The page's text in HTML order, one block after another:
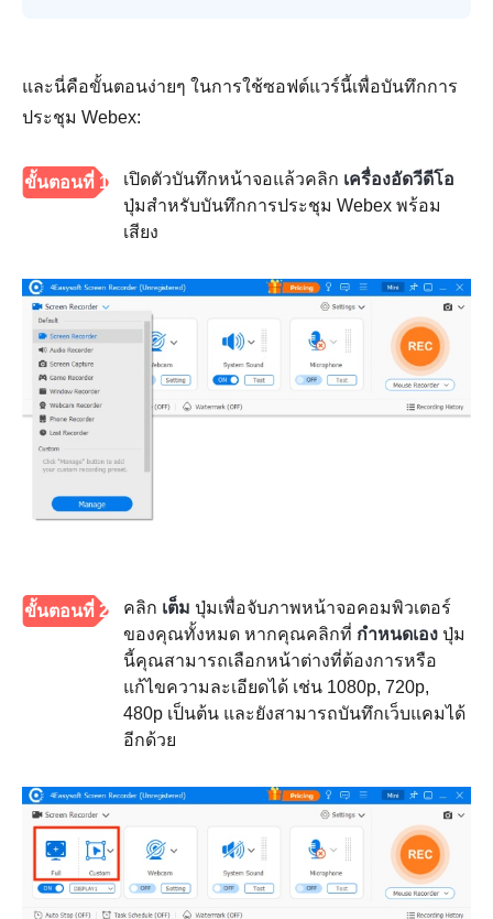
และนี่คือขั้นตอนง่ายๆ ในการใช้ซอฟต์แวร์นี้เพื่อบันทึกการ
ประชุม Webex:
ขั้นตอนที่ 1 เปิดตัวบันทึกหน้าจอแล้วคลิก เครื่องอัดวีดีโอ
ปุ่มสำหรับบันทึกการประชุม Webex พร้อม
เสียง
ขั้นตอนที่ 2 คลิก เต็ม ปุ่มเพื่อจับภาพหน้าจอคอมพิวเตอร์
ของคุณทั้งหมด หากคุณคลิกที่ กำหนดเอง ปุ่ม
นี้คุณสามารถเลือกหน้าต่างที่ต้องการหรือ
แก้ไขความละเอียดได้ เช่น 1080p, 720p,
480p เป็นต้น และยังสามารถบันทึกเว็บแคมได้
อีกด้วย